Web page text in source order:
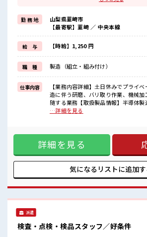
基本的に髪色自由で明るすぎたり奇抜でなければ
(規定有)≪機能的な制服アリ≫
制服があるので、
毎日の服装の悩み解消♪
≪未経験でも活躍できる≫
新しいことにチャレンジするのは不安だけど、
しっかり働く環境が整っています！
イチからスキルUP・ステップUP目指していきま
≪様々なお仕事をご提案≫
一人で悩まず気軽に相談できる、
派遣のお仕事です！
■職場の雰囲気
休憩室で楽しくランチ♪
時間があれば昼寝もしちゃおう！
持ち物が多いあなたにもぴったり☆
ロッカー付き職場♪
勤 務 地
山梨県韮崎市
【最寄駅】韮崎 ／ 中央本線
給 与 【時給】1,250 円
職 種 製造（組立・組み付け）
仕事内容
【業務内容詳細】土日休みでプライ
造に伴う研磨、バリ取り作業、機械
随する業務【取扱製品情報】半導体
使われる金属製品製造(ダイヤモンドの
由≫ 基本的に髪色自由で明るすぎた
す！ (規定有)≪機能的な制服アリ≫ 制
服装の悩み解消♪ ≪未経験でも活躍で
ャレンジするのは不安だけど、 しっ
ます！ イチからスキルUP・ステップ
う！ ≪様々なお仕事をご提案≫ 一人
るアナタは必見！ 髪型自由な職場！
時間があれば昼寝もしちゃおう！ 持
…詳細を見る
詳細を見る
気になるリストに追加
派遣
検査・点検・検品スタッフ／好条件